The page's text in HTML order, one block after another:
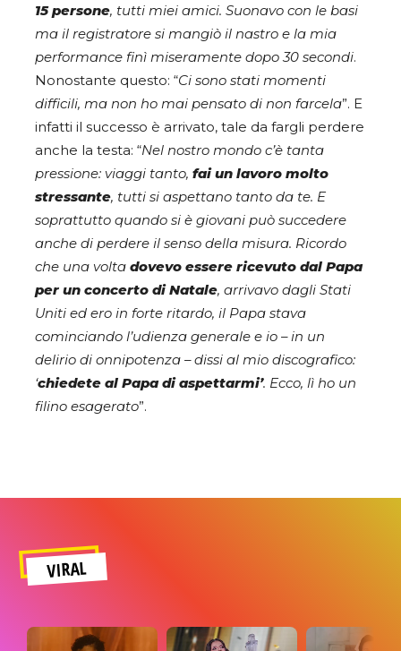
15 persone, tutti miei amici. Suonavo con le basi
ma il registratore si mangiò il nastro e la mia
performance finì miseramente dopo 30 secondi.
Nonostante questo: “Ci sono stati momenti
difficili, ma non ho mai pensato di non farcela”. E
infatti il successo è arrivato, tale da fargli perdere
anche la testa: “Nel nostro mondo c’è tanta
pressione: viaggi tanto, fai un lavoro molto
stressante, tutti si aspettano tanto da te. E
soprattutto quando si è giovani può succedere
anche di perdere il senso della misura. Ricordo
che una volta dovevo essere ricevuto dal Papa
per un concerto di Natale, arrivavo dagli Stati
Uniti ed ero in forte ritardo, il Papa stava
cominciando l’udienza generale e io – in un
delirio di onnipotenza – dissi al mio discografico:
‘chiedete al Papa di aspettarmi’. Ecco, lì ho un
filino esagerato”.
VIRAL